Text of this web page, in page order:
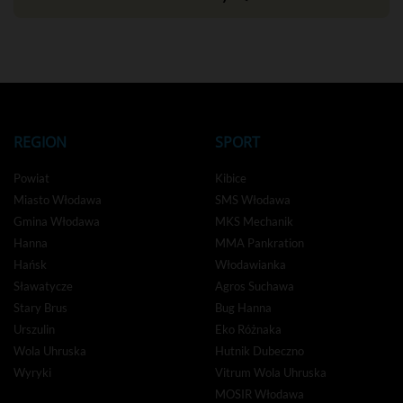
REGION
Powiat
Miasto Włodawa
Gmina Włodawa
Hanna
Hańsk
Sławatycze
Stary Brus
Urszulin
Wola Uhruska
Wyryki
SPORT
Kibice
SMS Włodawa
MKS Mechanik
MMA Pankration
Włodawianka
Agros Suchawa
Bug Hanna
Eko Różnaka
Hutnik Dubeczno
Vitrum Wola Uhruska
MOSIR Włodawa